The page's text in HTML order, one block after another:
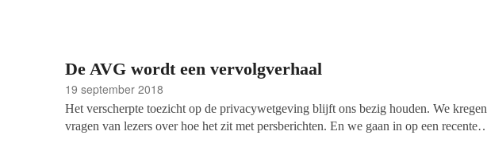
De AVG wordt een vervolgverhaal
19 september 2018
Het verscherpte toezicht op de privacywetgeving blijft ons bezig houden. We kregen
vragen van lezers over hoe het zit met persberichten. En we gaan in op een recente